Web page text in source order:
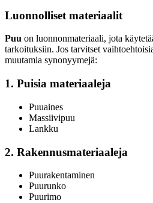
Luonnolliset materiaalit
Puu on luonnonmateriaali, jota
tarkoituksiin. Jos tarvitset
muutamia synonyymejä:
1. Puisia materiaaleja
Puuaines
Massiivipuu
Lankku
2. Rakennusmateriaaleja
Puurakentaminen
Puurunko
Puurimo